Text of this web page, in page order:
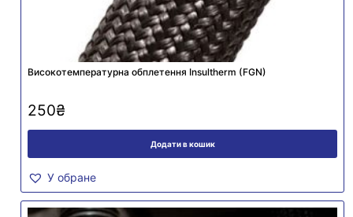
Високотемпературна обплетення Insultherm (FGN)
250₴
Додати в кошик
У обране